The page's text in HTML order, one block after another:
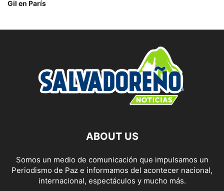
Gil en París
ABOUT US
Somos un medio de comunicación que impulsamos un
Periodismo de Paz e informamos del acontecer nacional,
internacional, espectáculos y mucho más.